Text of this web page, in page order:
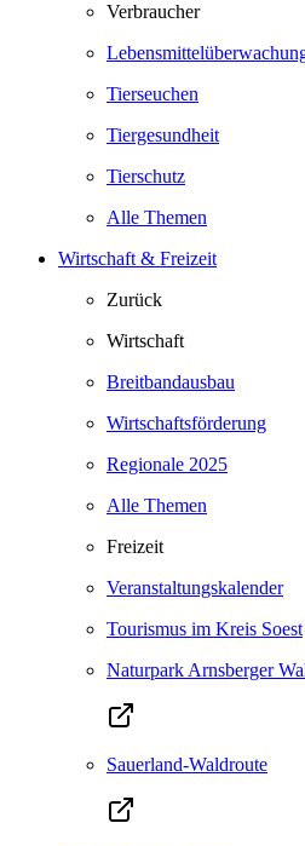
Verbraucher
Tierseuchen
Tiergesundheit
Tierschutz
Alle Themen
Wirtschaft & Freizeit
Zurück
Wirtschaft
Breitbandausbau
Wirtschaftsförderung
Regionale 2025
Alle Themen
Freizeit
Veranstaltungskalender
Tourismus im Kreis Soest
Naturpark Arnsberger
Sauerland-Waldroute